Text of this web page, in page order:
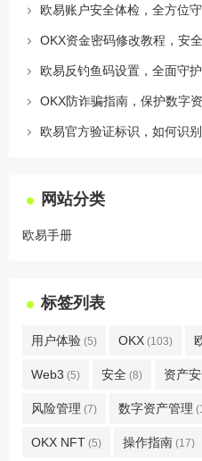
欧易账户安全体检，全方位
OKX资金密码修改教程，安
欧易反钓鱼码设置，全面守
OKX防诈骗指南，保护数字
欧易官方验证标识，如何识
网站分类
欧易手册
标签列表
用户体验 (5) OKX (103)
Web3 (5) 安全 (8) 资产
风险管理 (7) 数字资产管理
OKX NFT (5) 操作指南 (17)